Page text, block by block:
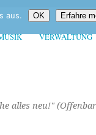
VERWALTUNG
alles neu!"
aus. OK Erfahre